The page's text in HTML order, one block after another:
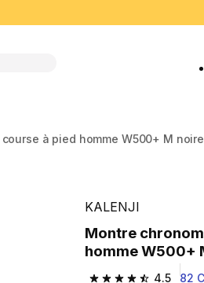
à pied homme W500+ M noire
KALENJI
Montre chronomètre de course à pied
homme W500+
4.5 82